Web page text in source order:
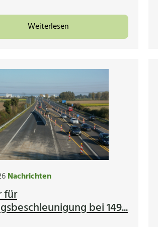
Weiterlesen
Nachrichten
für
bei 149...